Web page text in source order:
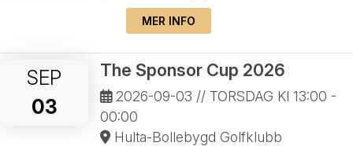
MER INFO
SEP
03
The Sponsor Cup 2026
2026-09-03 // TORSDAG Kl 13:00 -
00:00
Hulta-Bollebygd Golfklubb